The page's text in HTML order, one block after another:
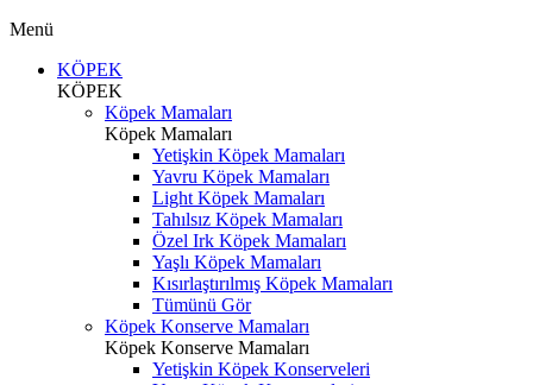
Menü
KÖPEK
KÖPEK
Köpek Mamaları
Köpek Mamaları
Yetişkin Köpek Mamaları
Yavru Köpek Mamaları
Light Köpek Mamaları
Tahılsız Köpek Mamaları
Özel Irk Köpek Mamaları
Yaşlı Köpek Mamaları
Kısırlaştırılmış Köpek Mamaları
Tümünü Gör
Köpek Konserve Mamaları
Köpek Konserve Mamaları
Yetişkin Köpek Konserveleri